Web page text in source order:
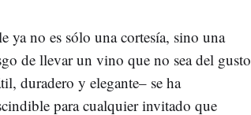
ya no es sólo una cortesía, sino una
de llevar un vino que no sea del gusto
duradero y elegante– se ha
para cualquier invitado que